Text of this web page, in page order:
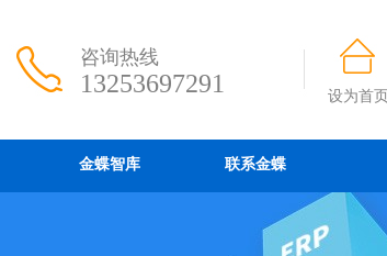
咨询热线
13253697291 设为首页
金蝶智库 联系金蝶